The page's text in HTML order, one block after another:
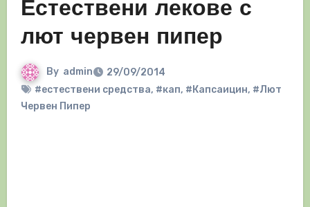
Естествени лекове с
лют червен пипер
By admin
29/09/2014
#естествени средства, #кап, #Капсаицин, #Лют
Червен Пипер